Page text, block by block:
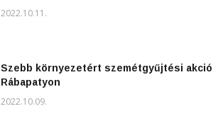
2022.10.11.
Szebb környezetért szemétgyűjtési akció
Rábapatyon
2022.10.09.